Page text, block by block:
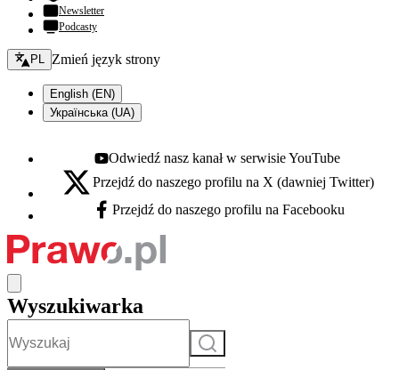
Newsletter
Podcasty
Zmień język - bieżący:
PL Zmień język strony
English (EN)
Українська (UA)
Youtube - otwiera się w nowej karcie
Odwiedź nasz kanał w serwisie YouTube
X - otwiera się w nowej karcie
Przejdź do naszego profilu na X (dawniej Twitter)
Facebook - otwiera się w nowej karcie
Przejdź do naszego profilu na Facebooku
Wyszukiwarka
Szukaj